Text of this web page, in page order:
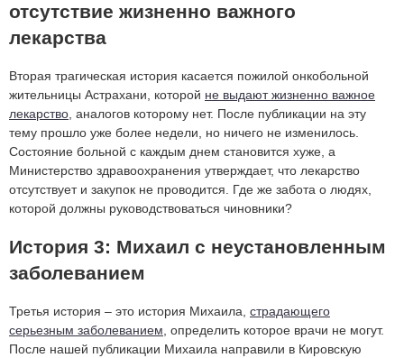
отсутствие жизненно важного
лекарства
Вторая трагическая история касается пожилой онкобольной
жительницы Астрахани, которой не выдают жизненно важное
лекарство , аналогов которому нет. После публикации на эту
тему прошло уже более недели, но ничего не изменилось.
Состояние больной с каждым днем становится хуже, а
Министерство здравоохранения утверждает, что лекарство
отсутствует и закупок не проводится. Где же забота о людях,
которой должны руководствоваться чиновники?
История 3: Михаил с неустановленным
заболеванием
Третья история – это история Михаила, страдающего
серьезным заболеванием , определить которое врачи не могут.
После нашей публикации Михаила направили в Кировскую